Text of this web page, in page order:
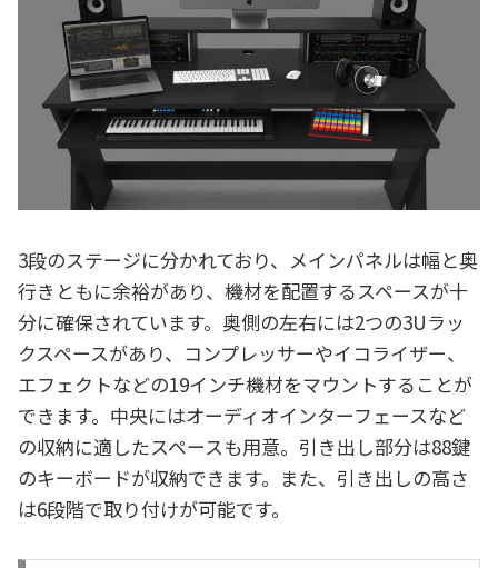
3段のステージに分かれており、メインパネルは幅と奥
行きともに余裕があり、機材を配置するスペースが十
分に確保されています。奥側の左右には2つの3Uラッ
クスペースがあり、コンプレッサーやイコライザー、
エフェクトなどの19インチ機材をマウントすることが
できます。中央にはオーディオインターフェースなど
の収納に適したスペースも用意。引き出し部分は88鍵
のキーボードが収納できます。また、引き出しの高さ
は6段階で取り付けが可能です。